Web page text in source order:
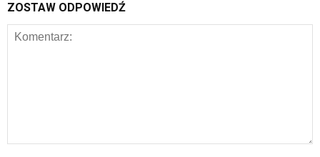
ZOSTAW ODPOWIEDŹ